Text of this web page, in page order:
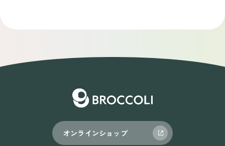
オンラインショップ